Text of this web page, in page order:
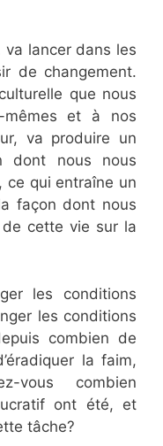
lancer dans les
de changement.
que nous
mêmes et à nos
va produire un
dont nous nous
ce qui entraîne un
façon dont nous
de cette vie sur la
les conditions
les conditions
combien de
la faim,
vous combien
ont été, et
tâche?